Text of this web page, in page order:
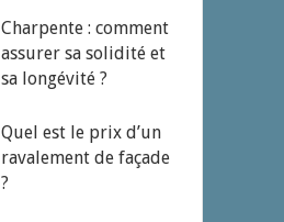
Charpente : comment
assurer sa solidité et
sa longévité ?
Quel est le prix d’un
ravalement de façade
?